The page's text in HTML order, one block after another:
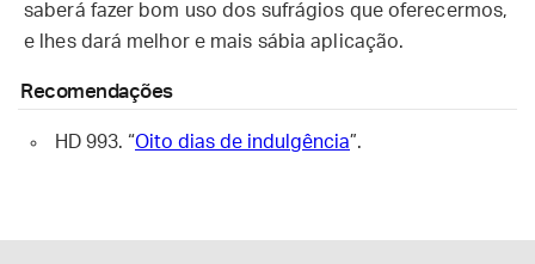
saberá fazer bom uso dos sufrágios que oferecermos,
e lhes dará melhor e mais sábia aplicação.
Recomendações
HD 993. “Oito dias de indulgência”.